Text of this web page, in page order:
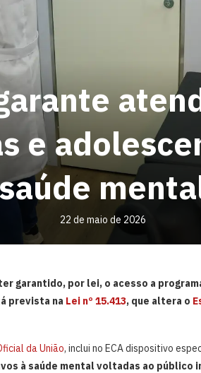
e
22 de maio de 2026
garantido, por lei, o acesso a
prevista na Lei nº 15.413, que altera o
da União, inclui no ECA dispositivo
à saúde mental voltadas ao público